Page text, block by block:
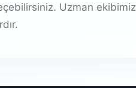
Uzman ekibimiz